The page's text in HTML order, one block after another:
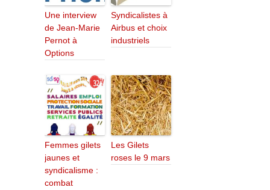
Une interview
de Jean-Marie
Pernot à
Options
Syndicalistes à
Airbus et choix
industriels
Femmes gilets
jaunes et
syndicalisme :
combat
Les Gilets
roses le 9 mars